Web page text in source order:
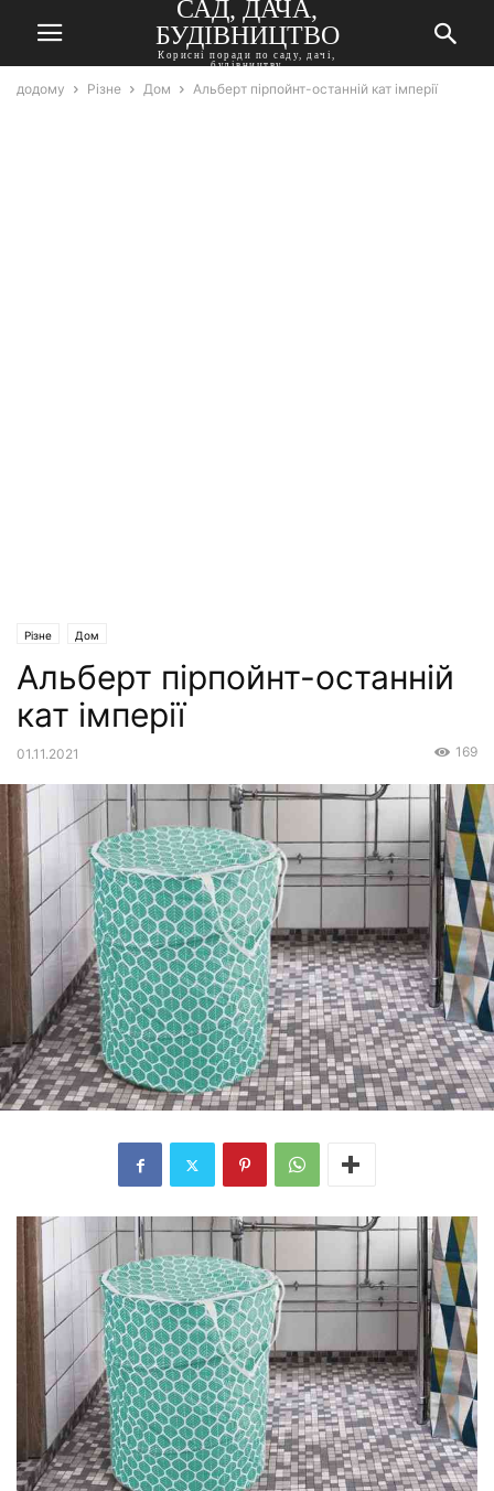
САД, ДАЧА,
БУДІВНИЦТВО
Корисні поради по саду, дачі,
будівництву
додому Різне Дом Альберт пірпойнт-останній кат імперії
Різне Дом
Альберт пірпойнт-останній
кат імперії
01.11.2021 169